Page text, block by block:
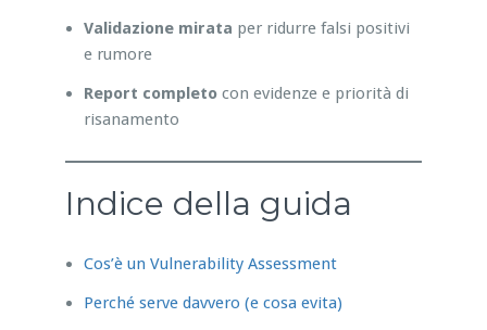
Validazione mirata per ridurre falsi positivi
e rumore
Report completocon evidenze e priorità di
risanamento
Indice della guida
Cos’è un Vulnerability Assessment
Perché serve davvero (e cosa evita)